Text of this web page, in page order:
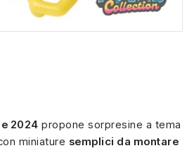
2024 propone sorpresine a tema
miniature semplici da montare